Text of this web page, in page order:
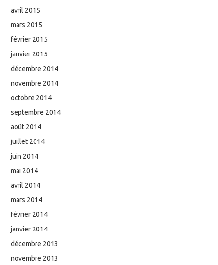
avril 2015
mars 2015
février 2015
janvier 2015
décembre 2014
novembre 2014
octobre 2014
septembre 2014
août 2014
juillet 2014
juin 2014
mai 2014
avril 2014
mars 2014
février 2014
janvier 2014
décembre 2013
novembre 2013